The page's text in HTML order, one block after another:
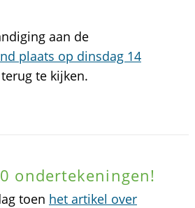
aan de
plaats op dinsdag 14
te kijken.
ondertekeningen!
toen het artikel over